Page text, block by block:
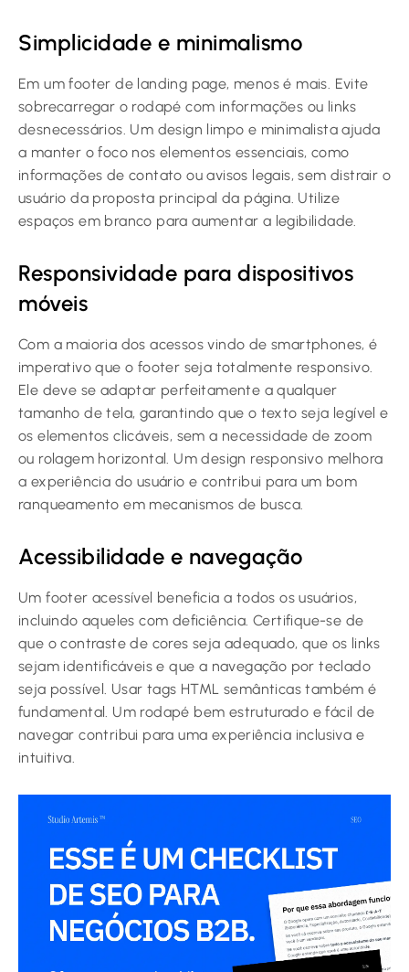
Simplicidade e minimalismo
Em um footer de landing page, menos é mais. Evite
sobrecarregar o rodapé com informações ou links
desnecessários. Um design limpo e minimalista ajuda
a manter o foco nos elementos essenciais, como
informações de contato ou avisos legais, sem distrair o
usuário da proposta principal da página. Utilize
espaços em branco para aumentar a legibilidade.
Responsividade para dispositivos
móveis
Com a maioria dos acessos vindo de smartphones, é
imperativo que o footer seja totalmente responsivo.
Ele deve se adaptar perfeitamente a qualquer
tamanho de tela, garantindo que o texto seja legível e
os elementos clicáveis, sem a necessidade de zoom
ou rolagem horizontal. Um design responsivo melhora
a experiência do usuário e contribui para um bom
ranqueamento em mecanismos de busca.
Acessibilidade e navegação
Um footer acessível beneficia a todos os usuários,
incluindo aqueles com deficiência. Certifique-se de
que o contraste de cores seja adequado, que os links
sejam identificáveis e que a navegação por teclado
seja possível. Usar tags HTML semânticas também é
fundamental. Um rodapé bem estruturado e fácil de
navegar contribui para uma experiência inclusiva e
intuitiva.